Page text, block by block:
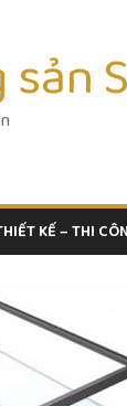
KẾ – THI